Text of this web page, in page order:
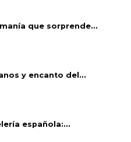
que sorprende...
y encanto del...
española:...